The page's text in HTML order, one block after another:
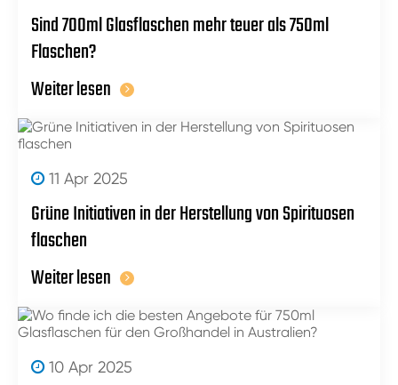
Sind 700ml Glasflaschen mehr teuer als 750ml
Flaschen?
Weiter lesen
11 Apr 2025
Grüne Initiativen in der Herstellung von Spirituosen
flaschen
Weiter lesen
10 Apr 2025